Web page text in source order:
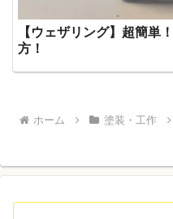
【ウェザリング】超簡単
方！
ホーム 塗装・工作